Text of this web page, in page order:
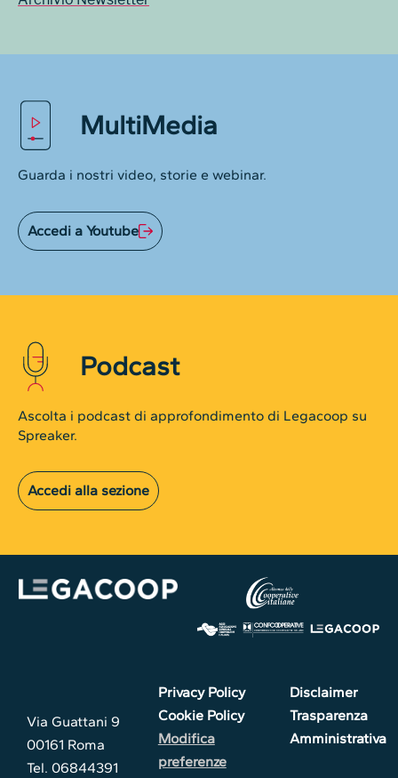
MultiMedia
Guarda i nostri video, storie e webinar.
Accedi a Youtube
Podcast
Ascolta i podcast di approfondimento di Legacoop su
Spreaker.
Accedi alla sezione
Via Guattani 9
00161 Roma
Tel. 06844391
Privacy Policy
Cookie Policy
Modifica
preferenze
Disclaimer
Trasparenza
Amministrativa